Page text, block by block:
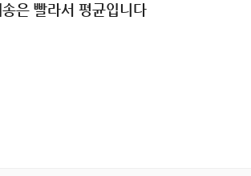
은 빨라서 평균입니다